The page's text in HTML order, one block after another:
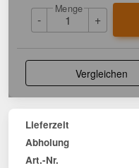
-
Menge
+
Vergleichen
Lieferzeit
Abholung
Art.-Nr.